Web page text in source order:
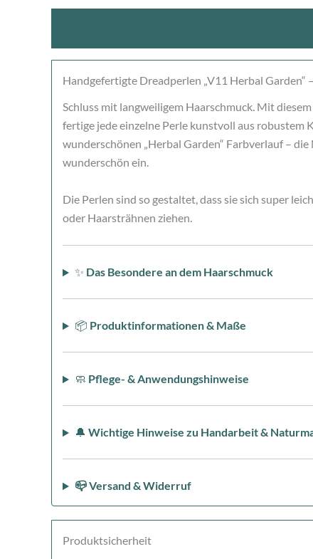
Handgefertigte Dreadperlen „V11 Herbal Garden“
Schluss mit langweiligem Haarschmuck. Mit
fertige jede einzelne Perle kunstvoll aus robustem
wunderschönen „Herbal Garden“ Farbverlauf –
wunderschön ein.
Die Perlen sind so gestaltet, dass sie sich super
oder Haarsträhnen ziehen.
✨ Das Besondere an dem Haarschmuck
📦 Produktinformationen & Maße
🧼 Pflege- & Anwendungshinweise
🔔 Wichtige Hinweise zu Handarbeit &
📪 Versand & Widerruf
Produktsicherheit